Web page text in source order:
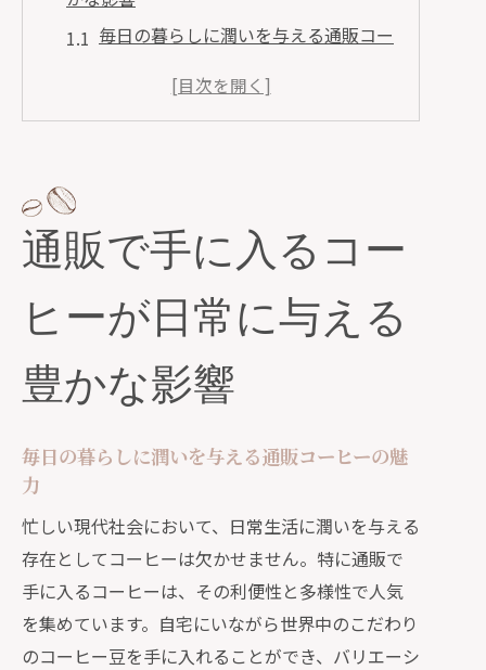
毎日の暮らしに潤いを与える通販コー
朝の始まりを変える通販のコーヒー
生活に活気をもたらすコーヒーのある
通販がもたらす新しいコーヒーライフ
コーヒーの香りが自宅を満たす通販の魅力
ぎ
自宅をカフェに変える香りの力
通販で選ぶ最高の香り豊かなコーヒー
心を満たす香りの通販コーヒー選び
豊かな香りが広がる通販コーヒーの魅
通販で手に入るコー
ヒーが日常に与える
豊かな影響
毎日の暮らしに潤いを与える通販コーヒーの魅
力
忙しい現代社会において、日常生活に潤いを与える
存在としてコーヒーは欠かせません。特に通販で
手に入るコーヒーは、その利便性と多様性で人気
を集めています。自宅にいながら世界中のこだわり
のコーヒー豆を手に入れることができ、バリエーシ